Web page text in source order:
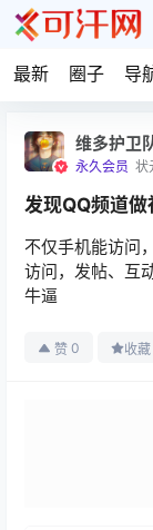
最新 圈子 导
维多护卫
永久会员 状
发现QQ频道
不仅手机能访问
访问，发帖、互
牛逼
赞 0 收藏